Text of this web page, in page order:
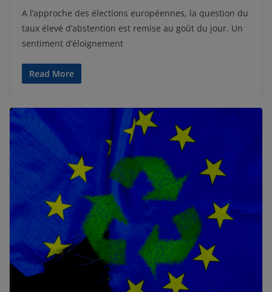
A l’approche des élections européennes, la question du
taux élevé d’abstention est remise au goût du jour. Un
sentiment d’éloignement
Read More